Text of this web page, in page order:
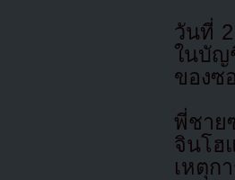
วันที่
ในบัญ
ของซ
พี่ชาย
จินโฮ
เหตุก